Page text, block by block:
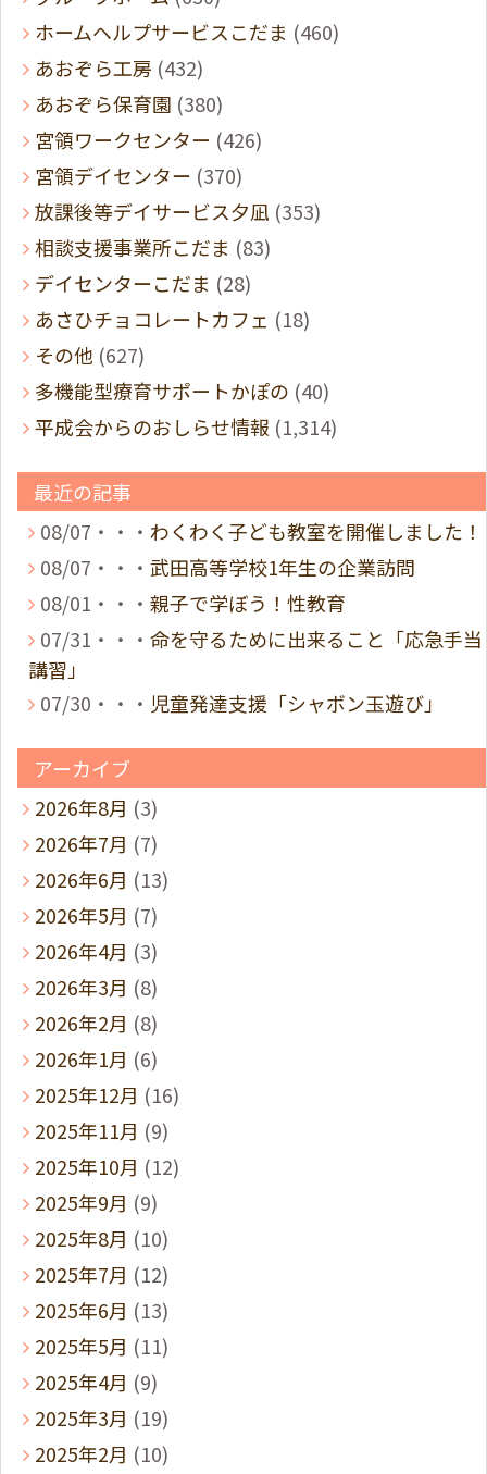
ホームヘルプサービスこだま (460)
あおぞら工房 (432)
あおぞら保育園 (380)
宮領ワークセンター (426)
宮領デイセンター (370)
放課後等デイサービス夕凪 (353)
相談支援事業所こだま (83)
デイセンターこだま (28)
あさひチョコレートカフェ (18)
その他 (627)
多機能型療育サポートかぽの (40)
平成会からのおしらせ情報 (1,314)
最近の記事
08/07・・・ わくわく子ども教室を開催しました！
08/07・・・ 武田高等学校1年生の企業訪問
08/01・・・ 親子で学ぼう！性教育
07/31・・・ 命を守るために出来ること「応急手当
講習」
07/30・・・ 児童発達支援「シャボン玉遊び」
アーカイブ
2026年8月 (3)
2026年7月 (7)
2026年6月 (13)
2026年5月 (7)
2026年4月 (3)
2026年3月 (8)
2026年2月 (8)
2026年1月 (6)
2025年12月 (16)
2025年11月 (9)
2025年10月 (12)
2025年9月 (9)
2025年8月 (10)
2025年7月 (12)
2025年6月 (13)
2025年5月 (11)
2025年4月 (9)
2025年3月 (19)
2025年2月 (10)